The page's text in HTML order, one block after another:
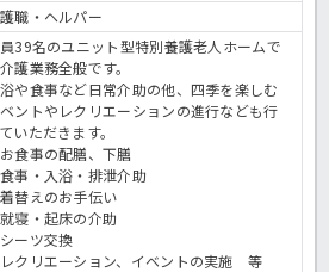
職・ヘルパー
39名のユニット型特別養護老人ホームで
護業務全般です。
や食事など日常介助の他、四季を楽しむ
ントやレクリエーションの進行なども行
いただきます。
食事の配膳、下膳
事・入浴・排泄介助
替えのお手伝い
寝・起床の介助
ーツ交換
クリエーション、イベントの実施 等